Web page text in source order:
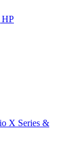
HP
X Series &